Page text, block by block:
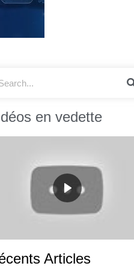
en vedette
Articles